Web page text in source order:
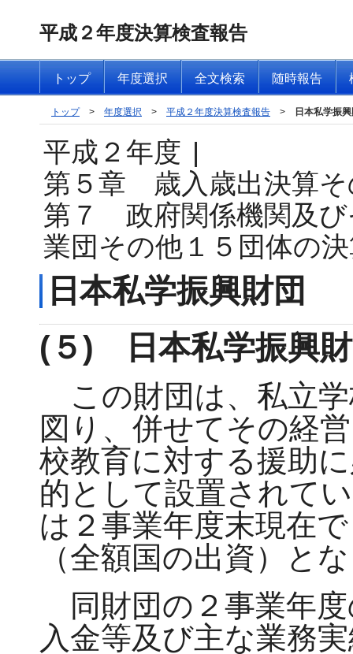
平成２年度決算検査報告
トップ 年度選択 全文検索 随時報告
トップ > 年度選択 > 平成２年度決算検査報告 > 日本私学振
平成２年度 |
第５章 歳入歳出決算そ
第７ 政府関係機関及び
業団その他１５団体の
日本私学振興財団
(５) 日本私学振興
この財団は、私立
図り、併せてその経
校教育に対する援助
的として設置されて
は２事業年度末現在
（全額国の出資）と
同財団の２事業年度
入金等及び主な業務